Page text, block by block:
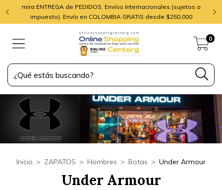
mira ENTREGA de PEDIDOS. Envíos Internacionales (sujetos a
impuesto). Envío en COLOMBIA GRATIS desde $250,000
0
Inicio > ZAPATOS > Hombres > Botas > Under Armour
Under Armour